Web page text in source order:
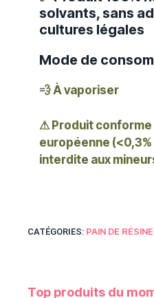
solvants, sans
cultures légales
Mode de
💨 À vaporiser
⚠ Produit conforme
européenne (<0,3%
interdite aux
CATÉGORIES: PAIN DE
Top produits du